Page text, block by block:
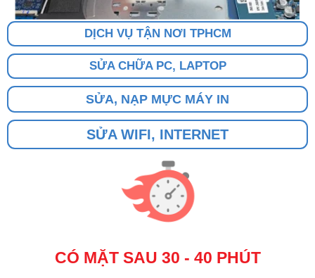
DỊCH VỤ TẬN NƠI TPHCM
SỬA CHỮA PC, LAPTOP
SỬA, NẠP MỰC MÁY IN
SỬA WIFI, INTERNET
CÓ MẶT SAU 30 - 40 PHÚT